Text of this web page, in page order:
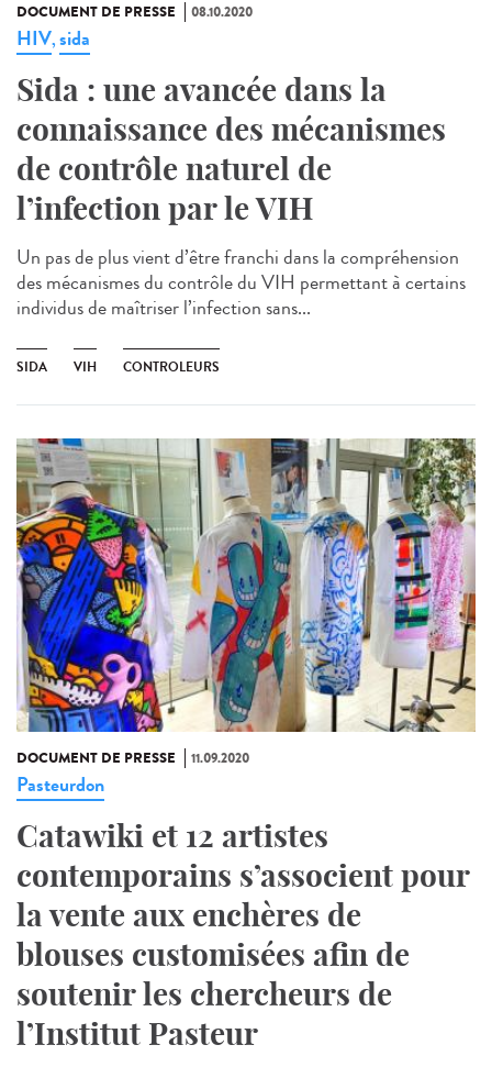
DOCUMENT DE PRESSE 08.10.2020
HIV,sida
Sida : une avancée dans la
connaissance des mécanismes
de contrôle naturel de
l’infection par le VIH
Un pas de plus vient d’être franchi dans la compréhension
des mécanismes du contrôle du VIH permettant à certains
individus de maîtriser l’infection sans...
SIDA VIH CONTROLEURS
DOCUMENT DE PRESSE 11.09.2020
Pasteurdon
Catawiki et 12 artistes
contemporains s’associent pour
la vente aux enchères de
blouses customisées afin de
soutenir les chercheurs de
l’Institut Pasteur